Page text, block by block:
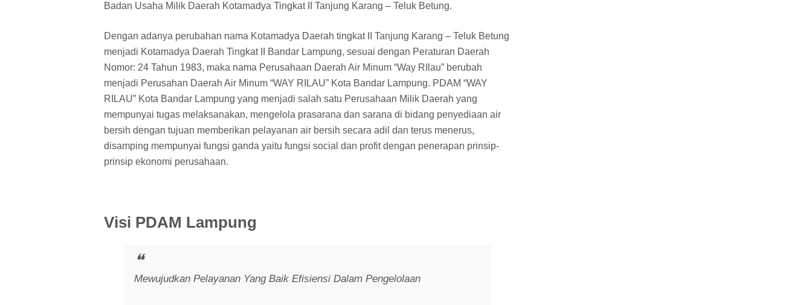
Badan Usaha Milik Daerah Kotamadya Tingkat II Tanjung Karang – Teluk Betung.
Dengan adanya perubahan nama Kotamadya Daerah tingkat II Tanjung Karang – Teluk Betung
menjadi Kotamadya Daerah Tingkat II Bandar Lampung, sesuai dengan Peraturan Daerah
Nomor: 24 Tahun 1983, maka nama Perusahaan Daerah Air Minum “Way RIlau” berubah
menjadi Perusahan Daerah Air Minum “WAY RILAU” Kota Bandar Lampung. PDAM “WAY
RILAU” Kota Bandar Lampung yang menjadi salah satu Perusahaan Milik Daerah yang
mempunyai tugas melaksanakan, mengelola prasarana dan sarana di bidang penyediaan air
bersih dengan tujuan memberikan pelayanan air bersih secara adil dan terus menerus,
disamping mempunyai fungsi ganda yaitu fungsi social dan profit dengan penerapan prinsip-
prinsip ekonomi perusahaan.
Visi PDAM Lampung
Mewujudkan Pelayanan Yang Baik Efisiensi Dalam Pengelolaan